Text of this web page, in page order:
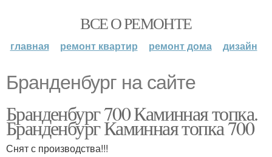
ВСЕ О РЕМОНТЕ
главная ремонт квартир ремонт дома дизайн
Бранденбург на сайте
Бранденбург 700 Каминная топка.
Бранденбург Каминная топка 700
Снят с производства!!!